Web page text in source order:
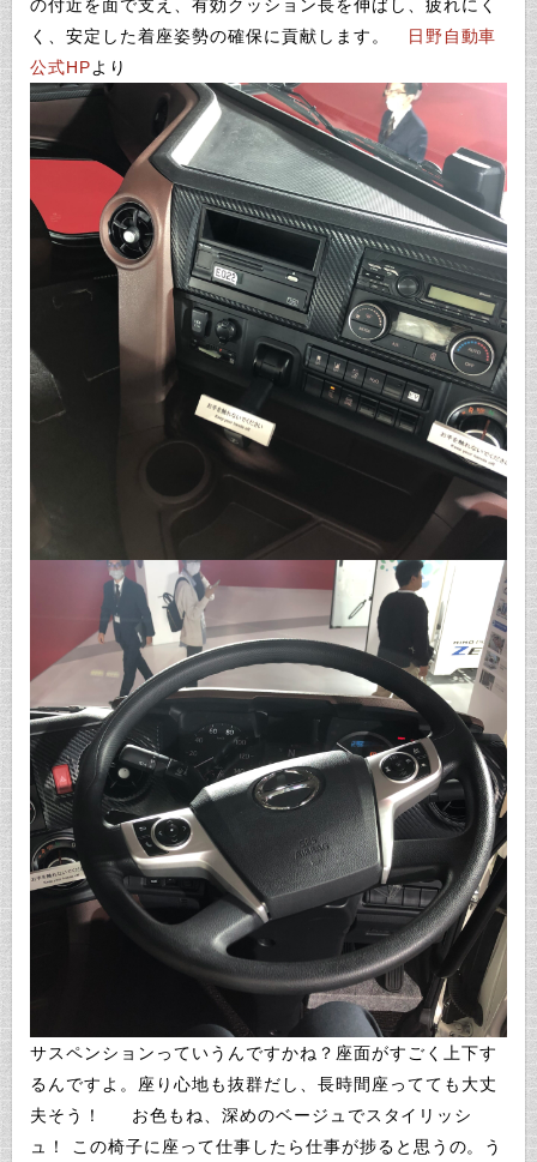
の付近を面で支え、有効クッション長を伸ばし、疲れにく
く、安定した着座姿勢の確保に貢献します。
日野自動車
公式HPより
サスペンションっていうんですかね？座面がすごく上下す
るんですよ。座り心地も抜群だし、長時間座ってても大丈
夫そう！ お色もね、深めのベージュでスタイリッシ
ュ！ この椅子に座って仕事したら仕事が捗ると思うの。う